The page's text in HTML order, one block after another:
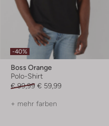
-40%
Boss Orange
Polo-Shirt
€ 99,99 € 59,99
+ mehr farben